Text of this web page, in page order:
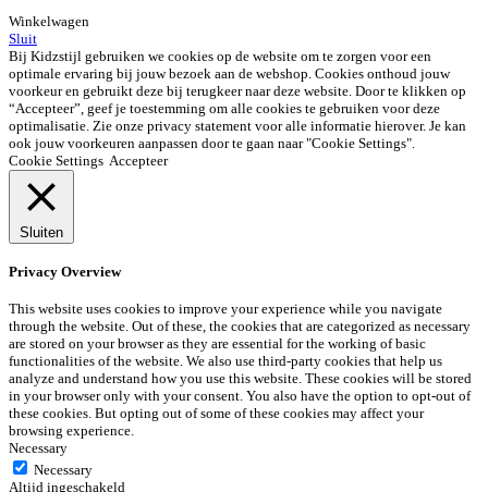
Winkelwagen
Sluit
Bij Kidzstijl gebruiken we cookies op de website om te zorgen voor een
optimale ervaring bij jouw bezoek aan de webshop. Cookies onthoud jouw
voorkeur en gebruikt deze bij terugkeer naar deze website. Door te klikken op
“Accepteer”, geef je toestemming om alle cookies te gebruiken voor deze
optimalisatie. Zie onze privacy statement voor alle informatie hierover. Je kan
ook jouw voorkeuren aanpassen door te gaan naar "Cookie Settings".
Cookie Settings Accepteer
Sluiten
Privacy Overview
This website uses cookies to improve your experience while you navigate
through the website. Out of these, the cookies that are categorized as necessary
are stored on your browser as they are essential for the working of basic
functionalities of the website. We also use third-party cookies that help us
analyze and understand how you use this website. These cookies will be stored
in your browser only with your consent. You also have the option to opt-out of
these cookies. But opting out of some of these cookies may affect your
browsing experience.
Necessary
Necessary
Altijd ingeschakeld